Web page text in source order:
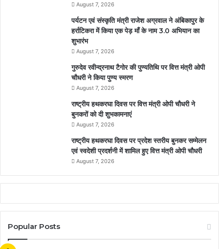
August 7, 2026
पर्यटन एवं संस्कृति मंत्री राजेश अग्रवाल ने अंबिकापुर के
हर्राटिकरा में किया एक पेड़ माँ के नाम 3.0 अभियान का
शुभारंभ
August 7, 2026
गुरुदेव रवीन्द्रनाथ टैगोर की पुण्यतिथि पर वित्त मंत्री ओपी
चौधरी ने किया पुण्य स्मरण
August 7, 2026
राष्ट्रीय हथकरघा दिवस पर वित्त मंत्री ओपी चौधरी ने
बुनकरों को दी शुभकामनाएं
August 7, 2026
राष्ट्रीय हथकरघा दिवस पर प्रदेश स्तरीय बुनकर सम्मेलन
एवं स्वदेशी प्रदर्शनी में शामिल हुए वित्त मंत्री ओपी चौधरी
August 7, 2026
Popular Posts